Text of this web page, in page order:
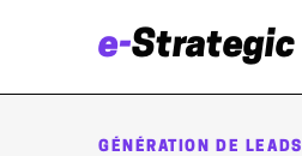
e-Strategic
GÉNÉRATION DE LEADS